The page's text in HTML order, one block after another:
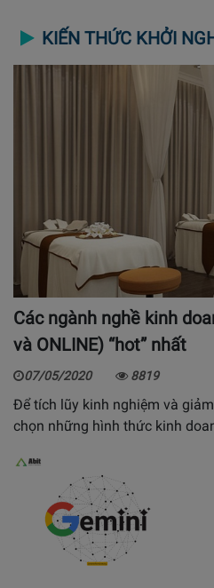
KIẾN THỨC KHỞI
Các ngành nghề kinh
và ONLINE) “hot” nhất
07/05/2020 8819
Để tích lũy kinh nghiệm và
chọn những hình thức kinh